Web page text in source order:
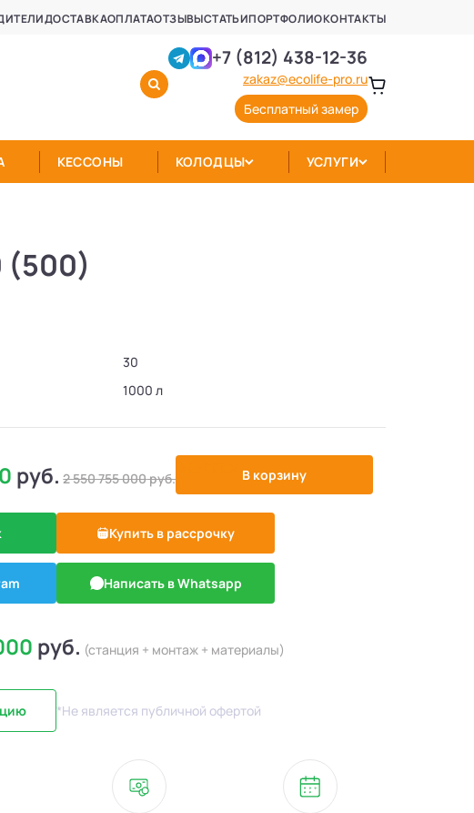
ДОСТАВКАОПЛАТАОТЗЫВЫСТАТЬИПОРТФОЛИОКОНТАКТЫ
+7 (812) 438-12-36
zakaz@ecolife-pro.ru
Бесплатный замер
КЕССОНЫ КОЛОДЦЫ УСЛУГИ
(500)
30
1000 л
руб. 2 550 755 000руб. В корзину
Купить в рассрочку
Написать в Whatsapp
руб. (станция + монтаж + материалы)
*Не является публичной офертой